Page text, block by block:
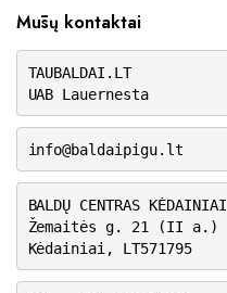
Mūsų kontaktai
TAUBALDAI.LT
UAB Lauernesta
info@baldaipigu.lt
BALDŲ CENTRAS KĖDAINIAI
Žemaitės g. 21 (II a.)
Kėdainiai, LT571795